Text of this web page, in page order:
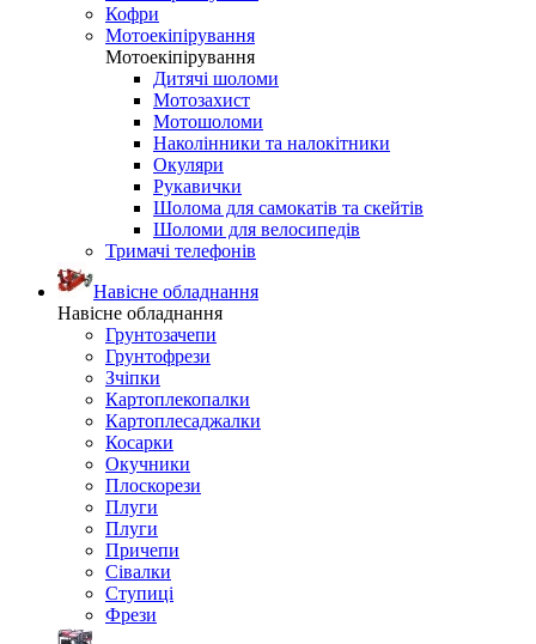
Кофри
Мотоекіпірування
Мотоекіпірування
Дитячі шоломи
Мотозахист
Мотошоломи
Наколінники та налокітники
Окуляри
Рукавички
Шолома для самокатів та скейтів
Шоломи для велосипедів
Тримачі телефонів
Навісне обладнання
Навісне обладнання
Грунтозачепи
Грунтофрези
Зчіпки
Картоплекопалки
Картоплесаджалки
Косарки
Окучники
Плоскорези
Плуги
Плуги
Причепи
Сівалки
Ступиці
Фрези